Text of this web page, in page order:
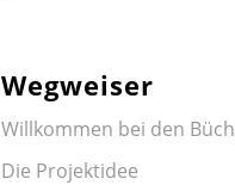
Wegweiser
Willkommen bei den
Die Projektidee